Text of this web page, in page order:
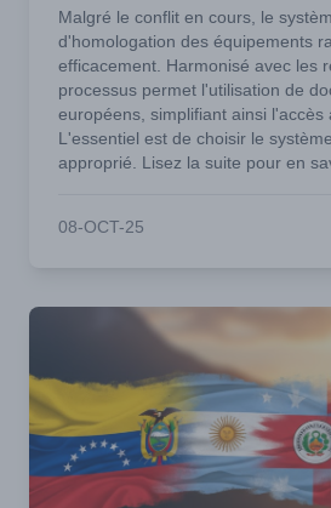
Malgré le conflit en cours, le
d'homologation des équipements
efficacement. Harmonisé avec les
processus permet l'utilisation de
européens, simplifiant ainsi l'accès
L'essentiel est de choisir le
approprié. Lisez la suite pour en
08-OCT-25